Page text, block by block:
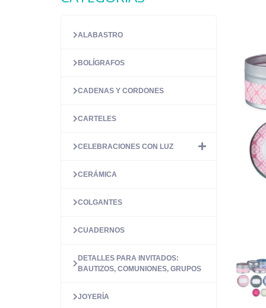
ALABASTRO
BOLÍGRAFOS
CADENAS Y CORDONES
CARTELES
CELEBRACIONES CON LUZ
CERÁMICA
COLGANTES
CUADERNOS
DETALLES PARA INVITADOS:
BAUTIZOS, COMUNIONES, GRUPOS
JOYERÍA